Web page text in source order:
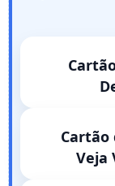
Cartão
Veja